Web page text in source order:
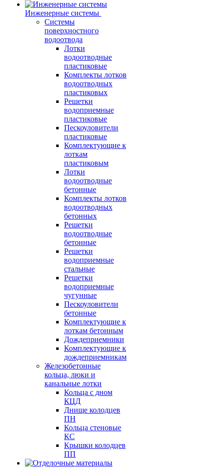
Инженерные системы
Системы
поверхностного
водоотвода
Лотки
водоотводные
пластиковые
Комплекты лотков
водоотводных
пластиковых
Решетки
водоприемные
пластиковые
Пескоуловители
пластиковые
Комплектующие к
лоткам
пластиковым
Лотки
водоотводные
бетонные
Комплекты лотков
водоотводных
бетонных
Решетки
водоотводные
бетонные
Решетки
водоприемные
стальные
Решетки
водоприемные
чугунные
Пескоуловители
бетонные
Комплектующие к
лоткам бетонным
Дождеприемники
Комплектующие к
дождеприемникам
Железобетонные
кольца, люки и
канальные лотки
Кольца с дном
КЦД
Днище колодцев
ПН
Кольца стеновые
КС
Крышки колодцев
ПП